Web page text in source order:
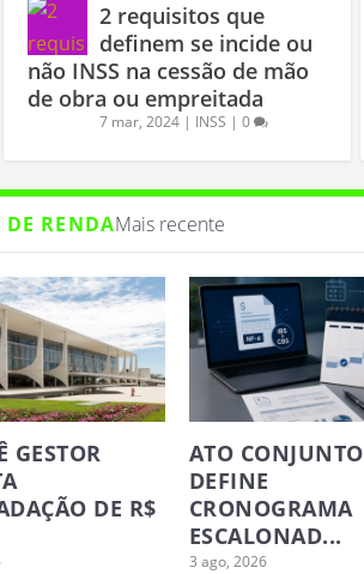
2 requisitos que
definem se incide ou
não INSS na cessão de mão
de obra ou empreitada
7 mar, 2024| INSS | 0
RENDAMais recente
GESTOR
DE R$
ATO CONJUNTO
DEFINE
CRONOGRAMA
ESCALONAD...
3 ago, 2026